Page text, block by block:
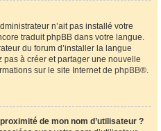
n’ait pas installé votre
traduit phpBB dans votre langue.
du forum d’installer la langue
pas à créer et partager une nouvelle
sur le site Internet de phpBB®.
de mon nom d’utilisateur ?